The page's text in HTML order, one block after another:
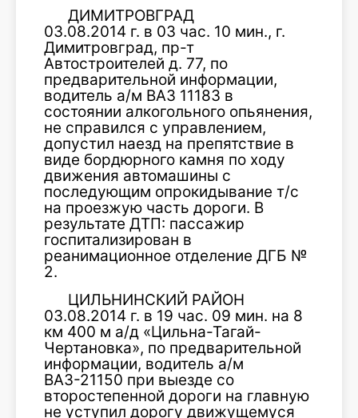
ДИМИТРОВГРАД
03.08.2014 г. в 03 час. 10 мин., г.
Димитровград, пр-т
Автостроителей д. 77, по
предварительной информации,
водитель а/м ВАЗ 11183 в
состоянии алкогольного опьянения,
не справился с управлением,
допустил наезд на препятствие в
виде бордюрного камня по ходу
движения автомашины с
последующим опрокидывание т/с
на проезжую часть дороги. В
результате ДТП: пассажир
госпитализирован в
реанимационное отделение ДГБ №
2.
ЦИЛЬНИНСКИЙ РАЙОН
03.08.2014 г. в 19 час. 09 мин. на 8
км 400 м а/д «Цильна-Тагай-
Чертановка», по предварительной
информации, водитель а/м
ВАЗ-21150 при выезде со
второстепенной дороги на главную
не уступил дорогу движущемуся